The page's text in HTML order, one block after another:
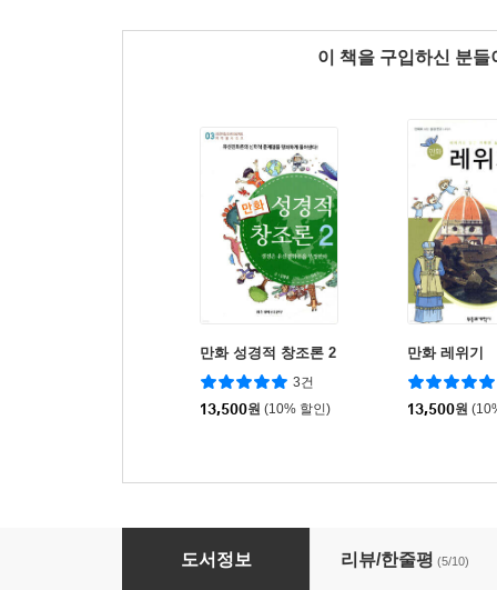
이 책을 구입하신 분
만화 성경적 창조론 2
3건
13,500원 (10% 할인)
만화 레위기
13,500원
만화 구원론
도서정보 리뷰/한줄평 (5/10)